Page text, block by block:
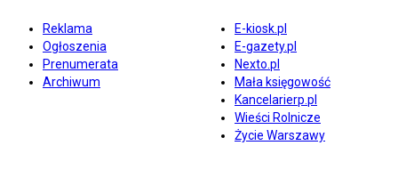
Reklama
Ogłoszenia
Prenumerata
Archiwum
E-kiosk.pl
E-gazety.pl
Nexto.pl
Mała księgowość
Kancelarierp.pl
Wieści Rolnicze
Życie Warszawy